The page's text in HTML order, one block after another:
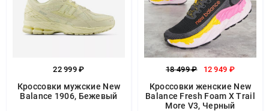
22 999 ₽
Кроссовки мужские New
Balance 1906, Бежевый
18 499 ₽ 12 949 ₽
Кроссовки женские New
Balance Fresh Foam X Trail
More V3, Черный